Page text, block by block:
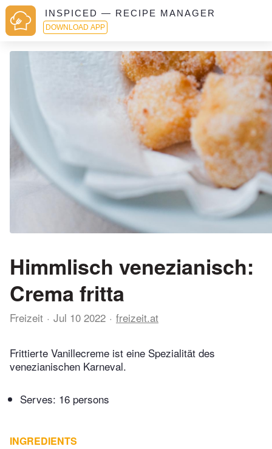
INSPICED — RECIPE MANAGER
DOWNLOAD APP
Himmlisch venezianisch:
Crema fritta
Freizeit Jul 10 2022 freizeit.at
Frittierte Vanillecreme ist eine Spezialität des
venezianischen Karneval.
Serves: 16 persons
INGREDIENTS